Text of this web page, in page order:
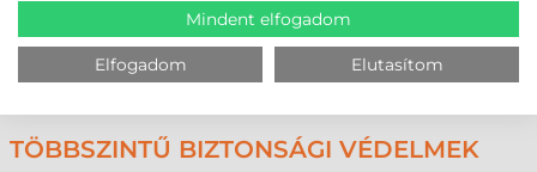
KÁRTYANYOMTATÁS ÉS KÓDOLÁS
A BarTender 10-es verziója hatékony funkciókat biztosít az
azonosítókártyák, belépőkártyák, tagkártyák és bármilyen
plasztikkártya tervezéséhez, nyomtatásához és kódolásához.
TÖBBSZINTŰ BIZTONSÁGI VÉDELMEK
Mindent elfogadom
Elfogadom Elutasítom